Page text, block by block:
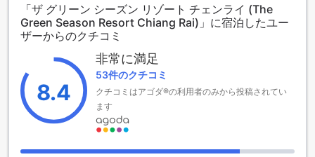
ザ グリーン シーズン リゾート チェンライの豊かな庭園と癒し
の空間
ザ グリーン シーズン リゾート チェンライは、美しい庭園が
広がる自然豊かな環境が魅力です。緑豊かな植物や色とりど
りの花々に囲まれた庭園は、訪れるゲストにとって癒しとリ
ラックスの場所となります。静かな散策路を歩きながら、四
季折々の自然の美しさを楽しむことができ、心身ともにリフ
レッシュできます。
「ザ グリーン シーズン リゾート チェンライ (The
Green Season Resort Chiang Rai)」に宿泊したユー
ザーからのクチコミ
8.4
非常に満足
53件のクチコミ
クチコミはアゴダ®の利用者のみから投稿されてい
ます